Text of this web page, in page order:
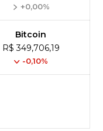
+0,00%
Bitcoin
R$ 349,706,19
-0,10%